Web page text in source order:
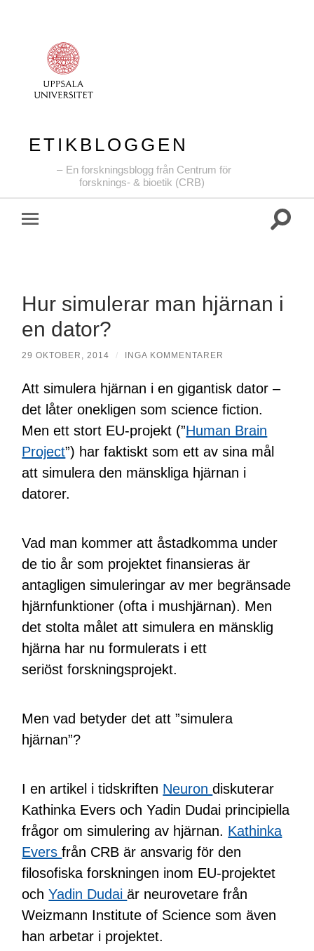
ETIKBLOGGEN
En forskningsblogg från Centrum för
forsknings- & bioetik (CRB)
Slå
Hur simulerar man hjärnan i
en dator?
29 OKTOBER, 2014 / INGA KOMMENTARER
Att simulera hjärnan i en gigantisk dator –
det låter onekligen som science fiction.
Men ett stort EU-projekt (”Human Brain
Project”) har faktiskt som ett av sina mål
att simulera den mänskliga hjärnan i
datorer.
Vad man kommer att åstadkomma under
de tio år som projektet finansieras är
antagligen simuleringar av mer begränsade
hjärnfunktioner (ofta i mushjärnan). Men
det stolta målet att simulera en mänsklig
hjärna har nu formulerats i ett
seriöst forskningsprojekt.
Men vad betyder det att ”simulera
hjärnan”?
I en artikel i tidskriften Neurondiskuterar
Kathinka Evers och Yadin Dudai principiella
frågor om simulering av hjärnan. Kathinka
Eversfrån CRB är ansvarig för den
filosofiska forskningen inom EU-projektet
ochYadin Dudaiär neurovetare från
Weizmann Institute of Science som även
han arbetar i projektet.